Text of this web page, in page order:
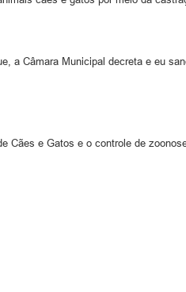
a Câmara Municipal decreta e eu
Cães e Gatos e o controle de